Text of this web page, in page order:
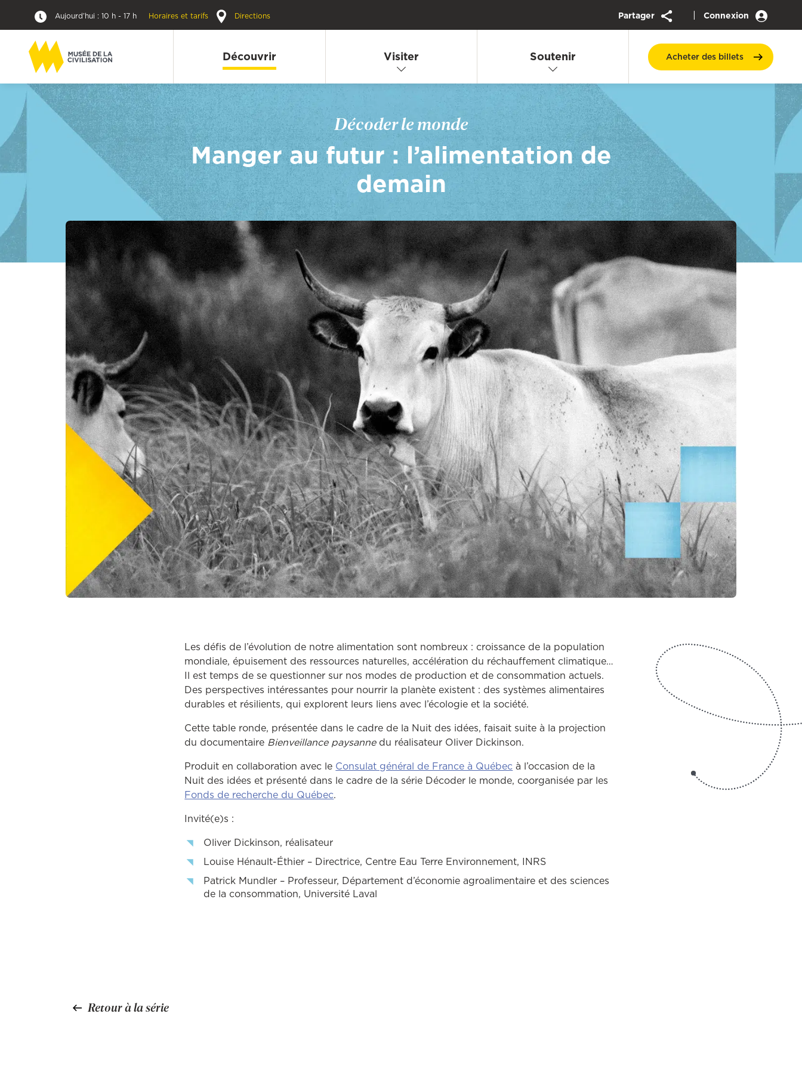
Aujourd’hui : 10 h - 17 h Horaires et tarifs Directions Partager | Connexion
Découvrir Visiter Soutenir Acheter desbillets
Décoder le monde
Manger au futur : l’alimentation de
demain
Les défis de l’évolution de notre alimentation sont nombreux : croissance de la population
mondiale, épuisement des ressources naturelles, accélération du réchauffement climatique…
Il est temps de se questionner sur nos modes de production et de consommation actuels.
Des perspectives intéressantes pour nourrir la planète existent : des systèmes alimentaires
durables et résilients, qui explorent leurs liens avec l’écologie et la société.
Cette table ronde, présentée dans le cadre de la Nuit des idées, faisait suite à la projection
du documentaire Bienveillance paysanne du réalisateur Oliver Dickinson.
Produit en collaboration avec le Consulat général de France à QuébecCe lien ouvrira dans une autre fenêtre
à l’occasion de la
Nuit des idées et présenté dans le cadre de la série Décoder le monde, coorganisée par les
Fonds de recherche du QuébecCe lien ouvrira dans une autre fenêtre
.
Invité(e)s :
Oliver Dickinson, réalisateur
Louise Hénault-Éthier – Directrice, Centre Eau Terre Environnement, INRS
Patrick Mundler – Professeur, Département d’économie agroalimentaire et des sciences
de la consommation, Université Laval
Retour à la série